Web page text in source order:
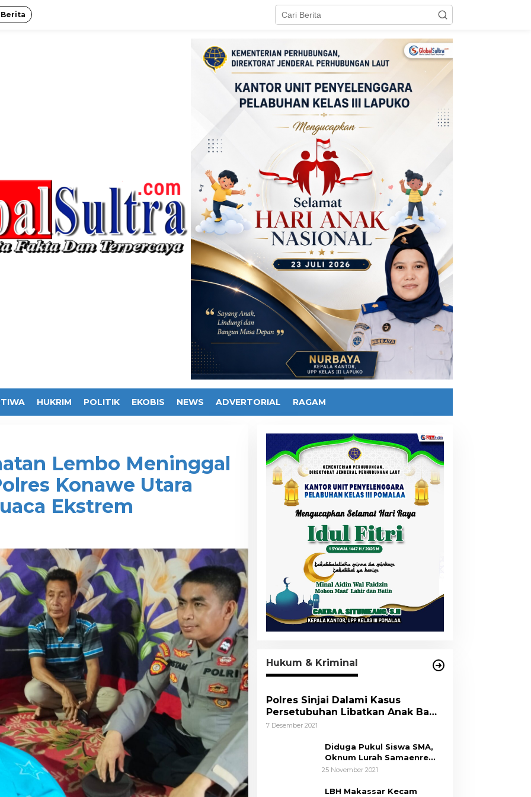
HUKRIM POLITIK EKOBIS NEWS ADVERTORIAL RAGAM
Lembo Meninggal
Konawe Utara
Ekstrem
Hukum & Kriminal
Polres Sinjai Dalami Kasus
Persetubuhan Libatkan Anak Bawa
Umur
7 Desember 2021
Diduga Pukul Siswa SMA,
Oknum Lurah Samaenre
Sinjai Dilaporkan ke Polisi
25 November 2021
LBH Makassar Kecam